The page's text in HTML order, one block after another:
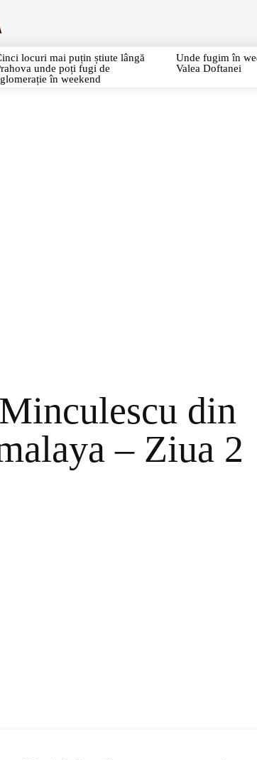
locuri mai puțin știute lângă
unde poți fugi de
în weekend
Unde fugim în
Valea Doftanei
din
– Ziua 2